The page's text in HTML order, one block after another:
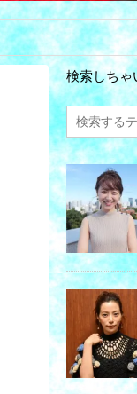
検索しちゃ